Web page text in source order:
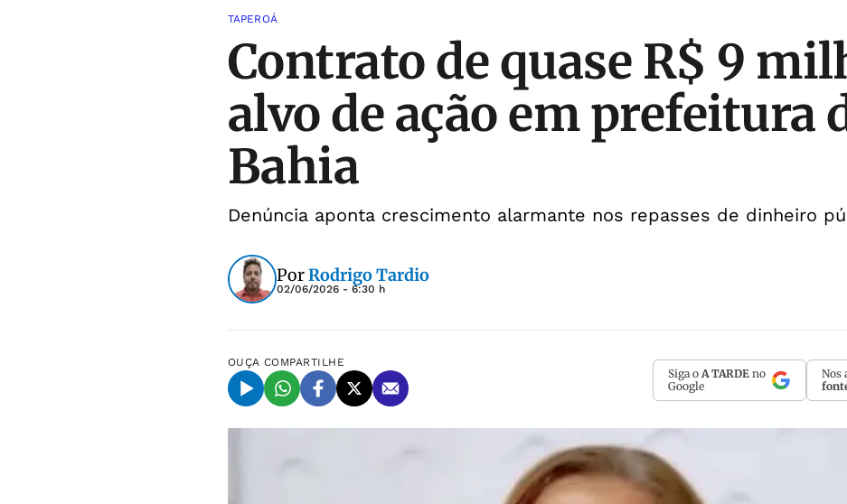
TAPEROÁ
Contrato de quase R$ 9
alvo de ação em prefeitura
Bahia
Denúncia aponta crescimento alarmante nos repasses de dinheiro
PorRodrigo Tardio
02/06/2026 - 6:30 h
OUÇA COMPARTILHE
Siga o A TARDE no
Google
Nos